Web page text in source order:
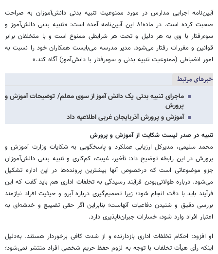
آیین‌نامه اجرایی مدارس در مورد ممنوعیت تنبیه بدنی دانش‌آموزان به صراحت
صحبت کرده است. در ماده‌۸۱ این آیین‌نامه آمده است: «تنبیه بدنی دانش‌آموز و
سوء‌رفتار با وی به هر دلیل و تحت هر شرایطی ممنوع است و با متخلفان برابر
قوانین و مقررات رفتار می‌شود. مدیر مدرسه می‌بایست همکاران خود را نسبت به
امور انضباطی (ممنوعیت تنبیه بدنی و سوء‌رفتار با دانش‌آموز) آگاه کند.»
خبرهای مرتبط
ماجرای تنبیه بدنی یک دانش آموز از سوی معلم/ توضیحات آموزش و
پرورش
آموزش و پرورش آذربایجان غربی اطلاعیه داد
تنبیه در صدر لیست شکایت از آموزش و پرورش
محمد سلیمی، مدیرکل ارزیابی عملکرد و پاسخگویی به شکایات وزارت آموزش و
پرورش در این رابطه توضیح داد: تأخیر، غیبت، کم‌کاری و تنبیه بدنی دانش‌آموزان
جزو موضوعاتی است که درخصوص آنها بیشترین پرونده‌ها در این اداره تشکیل
می‌شود. درباره طولانی‌بودن فرآیند رسیدگی به تخلفات اداری هم باید گفت که این
فرآیند باید با دقت انجام شود؛ زیرا تصمیم‌گیری درباره آبرو و حیثیت افراد نیازمند
بررسی دقیق و شنیدن دفاعیات آنهاست؛ بنابراین اگر حقی تضییع و خدشه‌ای به
اعتبار افراد وارد شود، خسارات جبران‌ناپذیری دارد.
او افزود: احکام تخلفات اداری بازدارنده و از شدت کافی برخوردار هستند. به‌دلیل
اینکه رأی هیأت تخلفات با توجه به لزوم حفظ حریم شخصی افراد منتشر نمی‌شود؛